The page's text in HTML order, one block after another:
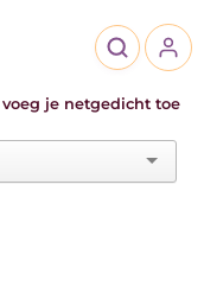
voeg je netgedicht toe